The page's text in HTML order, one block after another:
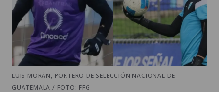
LUIS MORÁN, PORTERO DE SELECCIÓN NACIONAL DE
GUATEMALA / FOTO: FFG